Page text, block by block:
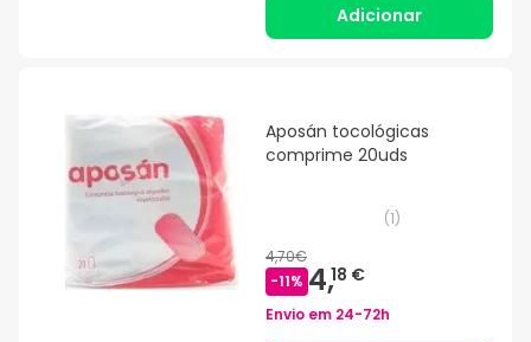
Adicionar
Aposán tocológicas
comprime 20uds
(1)
4,70€
-11% 4,18 €
Envio em 24-72h